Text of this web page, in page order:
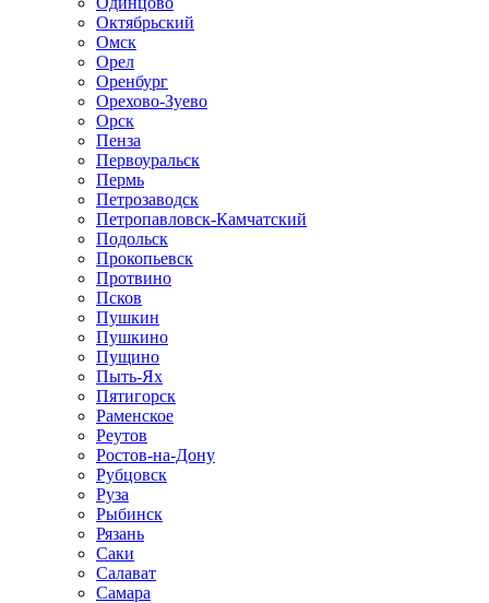
Октябрьский
Омск
Орел
Оренбург
Орехово-Зуево
Орск
Пенза
Первоуральск
Пермь
Петрозаводск
Петропавловск-Камчатский
Подольск
Прокопьевск
Протвино
Псков
Пушкин
Пушкино
Пущино
Пыть-Ях
Пятигорск
Раменское
Реутов
Ростов-на-Дону
Рубцовск
Руза
Рыбинск
Рязань
Саки
Салават
Самара